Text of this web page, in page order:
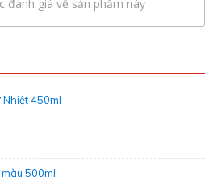
đánh giá về sản phẩm này
Nhiệt 450ml
500ml